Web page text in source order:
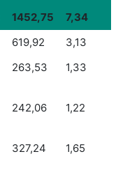
1452,75
7,34
619,92
3,13
263,53 1,33
242,06 1,22
327,24 1,65